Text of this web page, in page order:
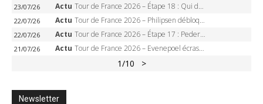
23/07/26 Actu Tour de France 2026 – Étape 18 : Qui domptera Orcières-Merlette, première marche vers l’Alpe d’Huez ?
22/07/26 Actu Tour de France 2026 – Philipsen débloque son compteur à Voiron, Pedersen en danger pour le maillot vert
22/07/26 Actu Tour de France 2026 – Étape 17 : Pedersen peut-il verrouiller le maillot vert à Voiron ?
21/07/26 Actu Tour de France 2026 – Evenepoel écrase le chrono d’Évian, Seixas 4e, Lipowitz abandonne
1/10 >
Newsletter